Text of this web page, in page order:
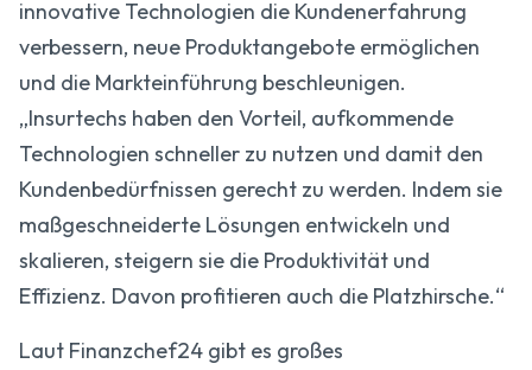
innovative Technologien die Kundenerfahrung
verbessern, neue Produktangebote ermöglichen
und die Markteinführung beschleunigen.
„Insurtechs haben den Vorteil, aufkommende
Technologien schneller zu nutzen und damit den
Kundenbedürfnissen gerecht zu werden. Indem sie
maßgeschneiderte Lösungen entwickeln und
skalieren, steigern sie die Produktivität und
Effizienz. Davon profitieren auch die Platzhirsche.“
Laut Finanzchef24 gibt es großes